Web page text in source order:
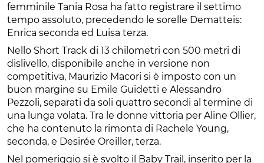
femminile Tania Rosa ha fatto registrare il settimo
tempo assoluto, precedendo le sorelle Dematteis:
Enrica seconda ed Luisa terza.
Nello Short Track di 13 chilometri con 500 metri di
dislivello, disponibile anche in versione non
competitiva, Maurizio Macori si è imposto con un
buon margine su Emile Guidetti e Alessandro
Pezzoli, separati da soli quattro secondi al termine di
una lunga volata. Tra le donne vittoria per Aline Ollier,
che ha contenuto la rimonta di Rachele Young,
seconda, e Desirée Oreiller, terza.
Nel pomeriggio si è svolto il Baby Trail, inserito per la